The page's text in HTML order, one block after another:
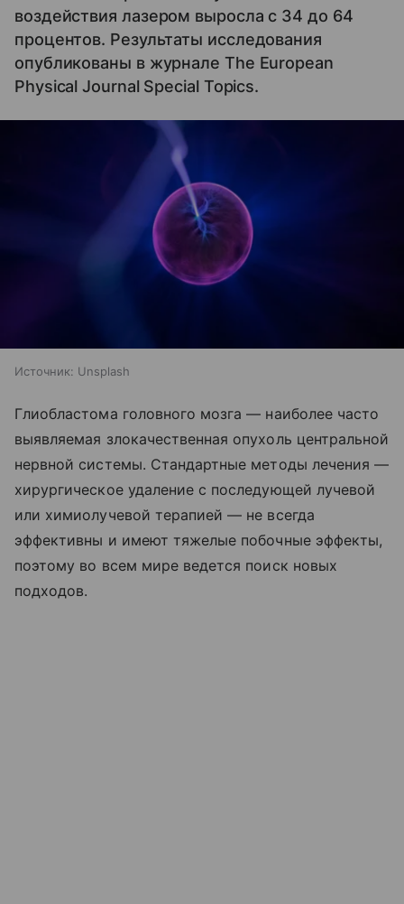
воздействия лазером выросла с 34 до 64
процентов. Результаты исследования
опубликованы в журнале The European
Physical Journal Special Topics.
Источник: Unsplash
Глиобластома головного мозга — наиболее часто
выявляемая злокачественная опухоль центральной
нервной системы. Стандартные методы лечения —
хирургическое удаление с последующей лучевой
или химиолучевой терапией — не всегда
эффективны и имеют тяжелые побочные эффекты,
поэтому во всем мире ведется поиск новых
подходов.